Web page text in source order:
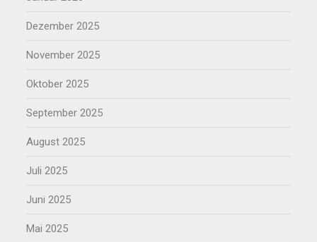
Dezember 2025
November 2025
Oktober 2025
September 2025
August 2025
Juli 2025
Juni 2025
Mai 2025